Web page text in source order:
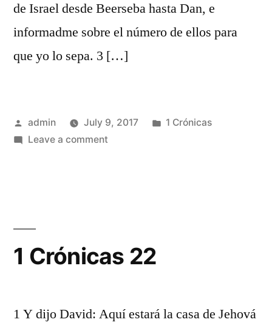
de Israel desde Beerseba hasta Dan, e
informadme sobre el número de ellos para
que yo lo sepa. 3 […]
Posted
by
admin July 9, 2017
Posted
1 Crónicas
Leave a commenton
1 Crónicas 22
1 Y dijo David: Aquí estará la casa de Jehová